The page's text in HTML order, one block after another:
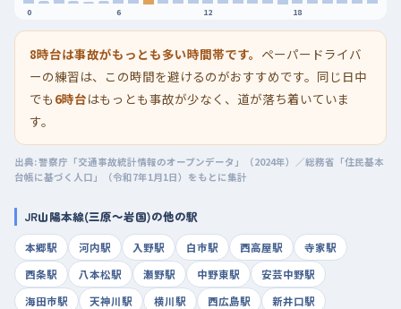
0 6 12 18
8時台は事故がもっとも多い時間帯です。 ペーパードライバ
ーの練習は、この時間を避けるのがおすすめです。同じ日中
でも 6時台はもっとも事故が少なく、道が落ち着いていま
す。
出典: 警察庁「交通事故統計情報のオープンデータ」（2024年）／総務省「住民基本
台帳に基づく人口」（令和7年1月1日）をもとに集計
JR山陽本線(三原～岩国)の他の駅
本郷駅 河内駅 入野駅 白市駅 西高屋駅
寺家駅
西条駅
八本松駅 瀬野駅 中野東駅
安芸中野駅
海田市駅
天神川駅 横川駅 西広島駅
新井口駅